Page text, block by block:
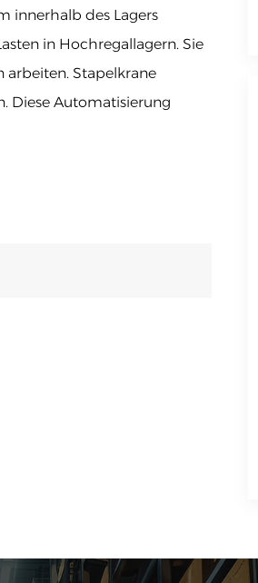
innerhalb des Lagers
in Hochregallagern. Sie
Stapelkrane
Diese Automatisierung